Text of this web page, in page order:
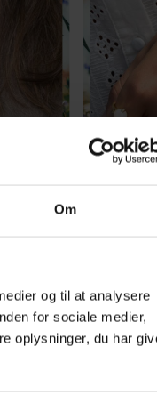
Om
og til at analysere
for sociale medier,
oplysninger, du har